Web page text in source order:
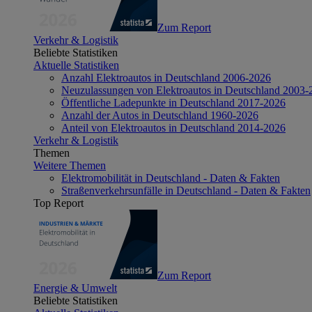
Zum Report
Verkehr & Logistik
Beliebte Statistiken
Aktuelle Statistiken
Anzahl Elektroautos in Deutschland 2006-2026
Neuzulassungen von Elektroautos in Deutschland 2003-
Öffentliche Ladepunkte in Deutschland 2017-2026
Anzahl der Autos in Deutschland 1960-2026
Anteil von Elektroautos in Deutschland 2014-2026
Verkehr & Logistik
Themen
Weitere Themen
Elektromobilität in Deutschland - Daten & Fakten
Straßenverkehrsunfälle in Deutschland - Daten & Fakten
Top Report
Zum Report
Energie & Umwelt
Beliebte Statistiken